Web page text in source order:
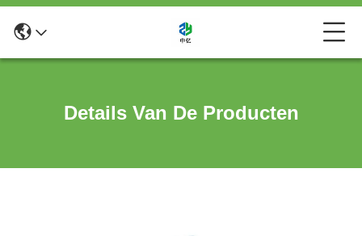
Details Van De Producten